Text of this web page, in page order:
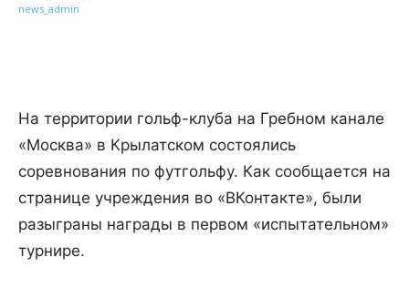
На территории гольф-клуба на Гребном канале
«Москва» в Крылатском состоялись
соревнования по футгольфу. Как сообщается на
странице учреждения во «ВКонтакте», были
разыграны награды в первом «испытательном»
турнире.